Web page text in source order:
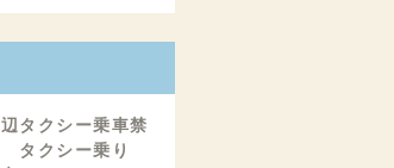
タクシー乗車禁
タクシー乗り